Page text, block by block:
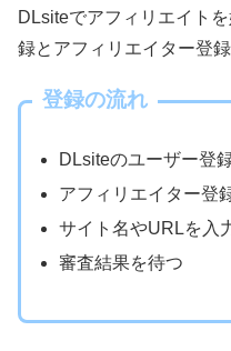
DLsiteでアフィリエイト
録とアフィリエイター登録
登録の流れ
DLsiteのユーザー登
アフィリエイター登
サイト名やURLを入
審査結果を待つ